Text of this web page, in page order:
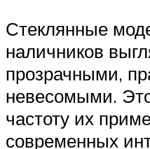
Стеклянные
наличников
прозрачными,
невесомыми.
частоту их
современных